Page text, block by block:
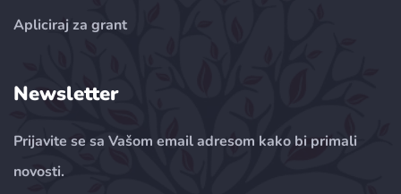
Apliciraj za grant
Newsletter
Prijavite se sa Vašom email adresom kako bi primali
novosti.